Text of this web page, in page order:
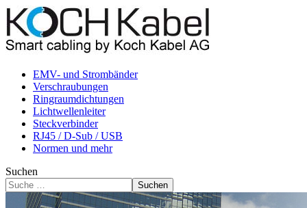
EMV- und Strombänder
Verschraubungen
Ringraumdichtungen
Lichtwellenleiter
Steckverbinder
RJ45 / D-Sub / USB
Normen und mehr
Suchen
Suchen